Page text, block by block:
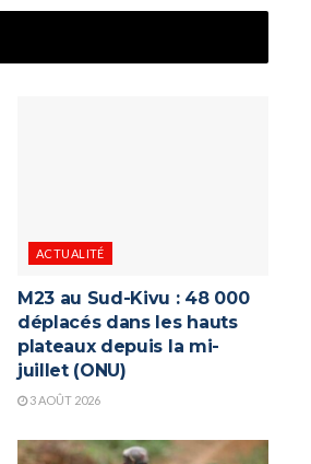
ACTUALITÉ
M23 au Sud-Kivu : 48 000
déplacés dans les hauts
plateaux depuis la mi-
juillet (ONU)
3 AOÛT 2026